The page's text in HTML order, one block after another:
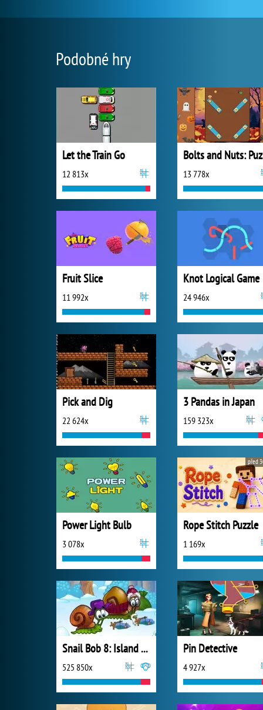
Podobné hry
Let the Train Go
12 813x 13 778x
Fruit Slice
11 992x
Knot Logical Game
24 946x
Pick and Dig
22 624x
3 Pandas in Japan
159 323x
Power Light Bulb
3 078x
Rope Stitch Puzzle
1 169x
před
Snail Bob 8: Island Story
525 850x
Pin Detective
4 927x